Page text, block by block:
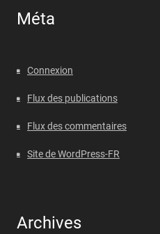
Méta
Connexion
Flux des publications
Flux des commentaires
Site de WordPress-FR
Archives